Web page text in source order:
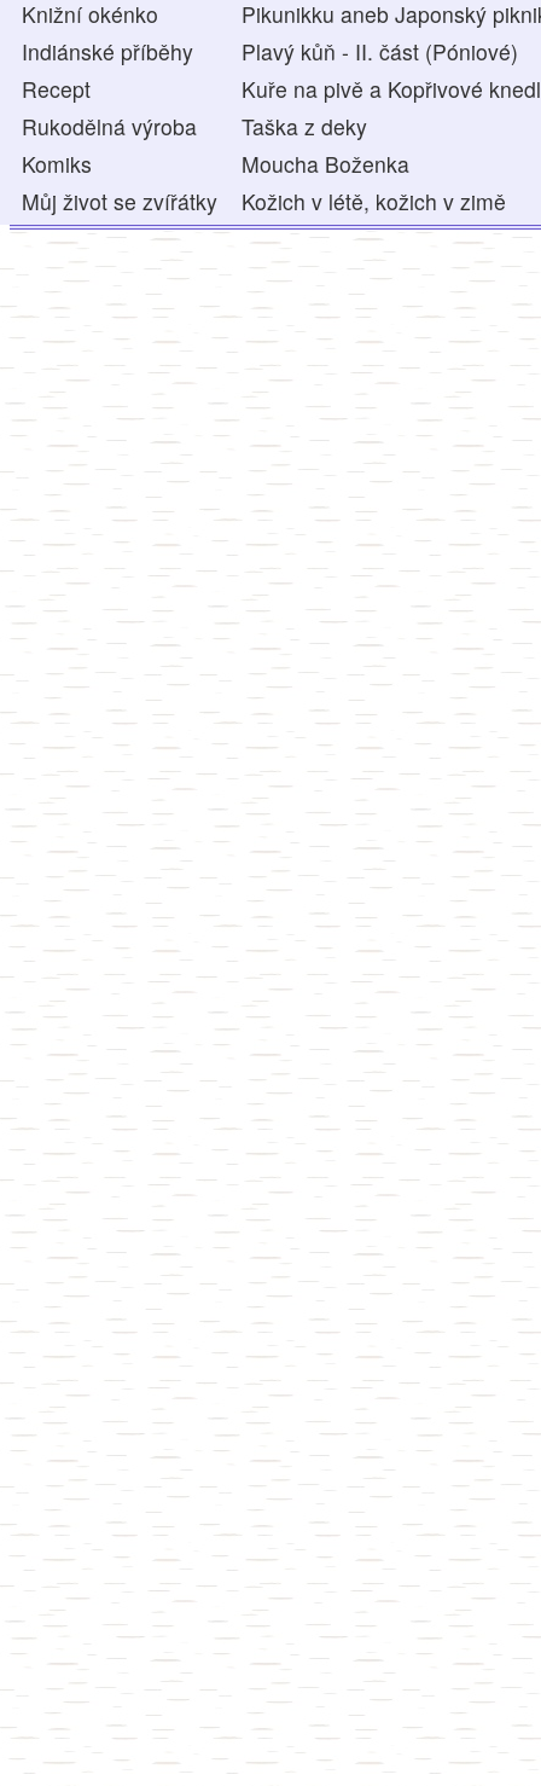
Knižní okénko
Pikunikku aneb Japonský
Indiánské příběhy
Plavý kůň - II. část (Póniové)
Recept
Kuře na pivě a Kopřivové
Rukodělná výroba
Taška z deky
Komiks
Moucha Boženka
Můj život se zvířátky
Kožich v létě, kožich v zimě